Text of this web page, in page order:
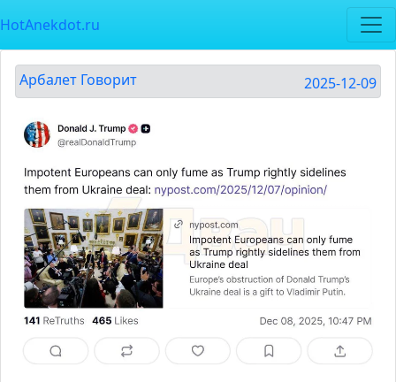
HotAnekdot.ru
Арбалет Говорит 2025-12-09